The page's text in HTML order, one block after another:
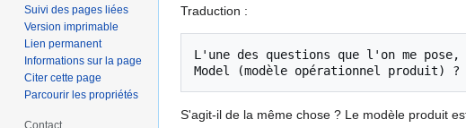
Traduction :
L'une des questions que l'on me
S'agit-il de la même chose ? Le modèle produit
Suivi des pages liées
Version imprimable
Lien permanent
Informations sur la page
Citer cette page
Parcourir les propriétés
Contact